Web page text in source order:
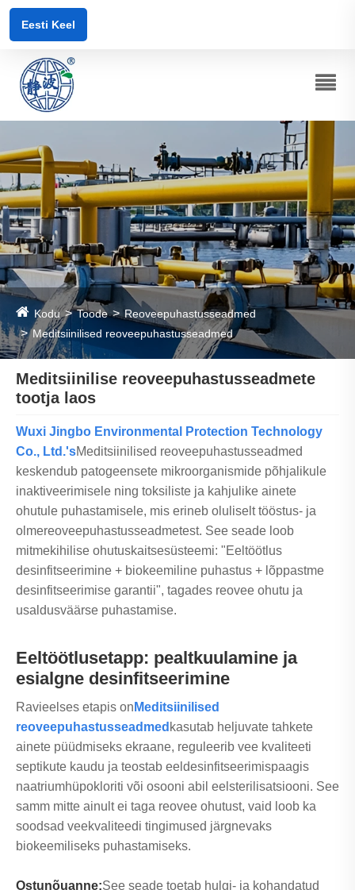
Eesti Keel
Kodu Toode
Reoveepuhastusseadmed
Meditsiinilised reoveepuhastusseadmed
Meditsiinilise reoveepuhastusseadmete
tootja laos
Wuxi Jingbo Environmental Protection Technology
Co., Ltd.'sMeditsiinilised reoveepuhastusseadmed
keskendub patogeensete mikroorganismide põhjalikule
inaktiveerimisele ning toksiliste ja kahjulike ainete
ohutule puhastamisele, mis erineb oluliselt tööstus- ja
olmereoveepuhastusseadmetest. See seade loob
mitmekihilise ohutuskaitsesüsteemi: "Eeltöötlus
desinfitseerimine + biokeemiline puhastus + lõppastme
desinfitseerimise garantii", tagades reovee ohutu ja
usaldusväärse puhastamise.
Eeltöötlusetapp: pealtkuulamine ja
esialgne desinfitseerimine
Ravieelses etapis on Meditsiinilised
reoveepuhastusseadmed kasutab heljuvate tahkete
ainete püüdmiseks ekraane, reguleerib vee kvaliteeti
septikute kaudu ja teostab eeldesinfitseerimispaagis
naatriumhüpokloriti või osooni abil eelsterilisatsiooni. See
samm mitte ainult ei taga reovee ohutust, vaid loob ka
soodsad veekvaliteedi tingimused järgnevaks
biokeemiliseks puhastamiseks.
Ostunõuanne:See seade toetab hulgi- ja kohandatud